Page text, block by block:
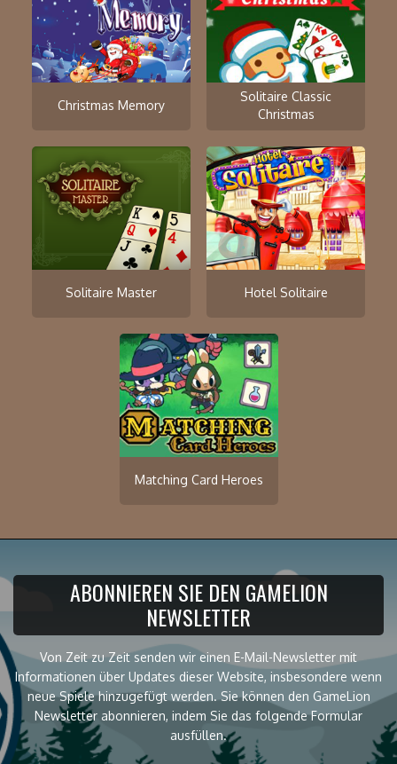
Christmas Memory
Solitaire Classic
Christmas
Solitaire Master Hotel Solitaire
Matching Card Heroes
ABONNIEREN SIE DEN GAMELION
NEWSLETTER
Von Zeit zu Zeit senden wir einen E-Mail-Newsletter mit
Informationen über Updates dieser Website, insbesondere wenn
neue Spiele hinzugefügt werden. Sie können den GameLion
Newsletter abonnieren, indem Sie das folgende Formular
ausfüllen.